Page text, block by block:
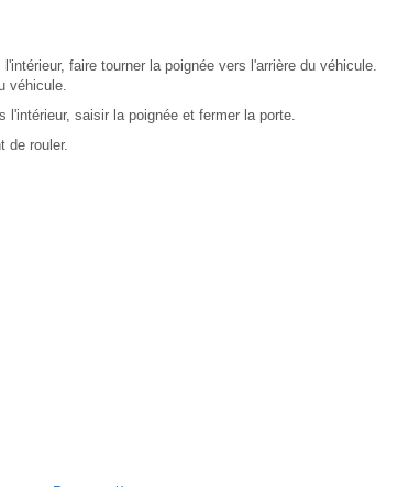
faire tourner la poignée vers l'arrière du véhicule.
véhicule.
l'intérieur, saisir la poignée et fermer la porte.
de rouler.